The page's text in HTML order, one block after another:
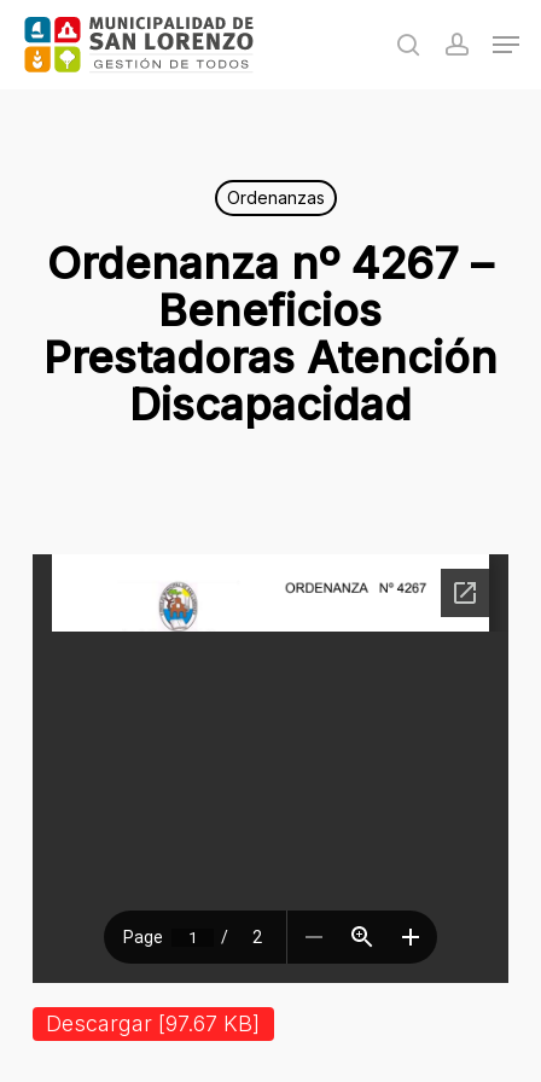
Skip
search
Ordenanzas
Ordenanza nº 4267 –
Beneficios
Prestadoras Atención
Discapacidad
Descargar [97.67 KB]